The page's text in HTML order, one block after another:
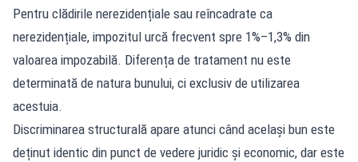
Pentru clădirile nerezidențiale sau reîncadrate ca
nerezidențiale, impozitul urcă frecvent spre 1%–1,3% din
valoarea impozabilă. Diferența de tratament nu este
determinată de natura bunului, ci exclusiv de utilizarea
acestuia.
Discriminarea structurală apare atunci când același bun este
deținut identic din punct de vedere juridic și economic, dar este